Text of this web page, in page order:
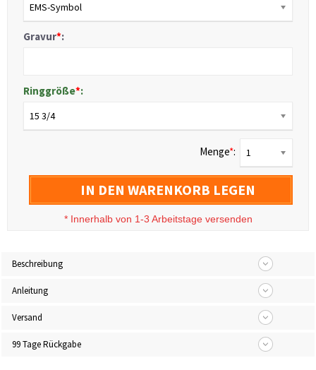
EMS-Symbol
Gravur*:
Ringgröße*:
15 3/4
Menge*: 1
IN DEN WARENKORB LEGEN
* Innerhalb von 1-3 Arbeitstage versenden
Beschreibung
Anleitung
Versand
99 Tage Rückgabe